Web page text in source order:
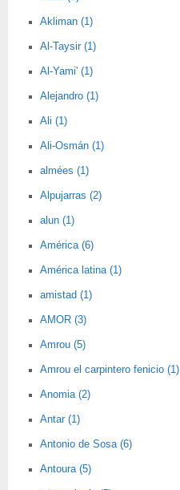
Akliman (1)
Al-Taysir (1)
Al-Yami' (1)
Alejandro (1)
Ali (1)
Ali-Osmán (1)
almées (1)
Alpujarras (2)
alun (1)
América (6)
América latina (1)
amistad (1)
AMOR (3)
Amrou (5)
Amrou el carpintero fenicio (1)
Anomia (2)
Antar (1)
Antonio de Sosa (6)
Antoura (5)